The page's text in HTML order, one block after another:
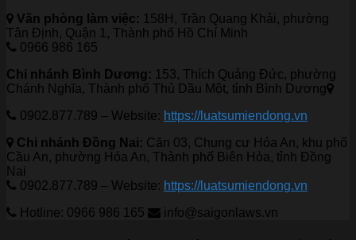
Văn phòng làm việc: 158H, Trần Quang Khải, phường
Tân Định, Quận 1, Thành phố Hồ Chí Minh
0966 986 165
Chi nhánh Bình Dương: 153, Thích Quảng Đức, phường
Chánh Nghĩa, Thành phố Thủ Dầu Một, tỉnh Bình Dương
0902.877.789 – Website: https://luatsumiendong.vn
Chi nhánh Đồng Nai: Căn 03, Chung cư Hóa An, khu phố
Cầu An, phường Hóa An, Thành phố Biên Hòa, tỉnh Đồng
Nai
0902.877.789 – Website: https://luatsumiendong.vn
Hotline: 0966 986 165
info@saigonlaws.vn